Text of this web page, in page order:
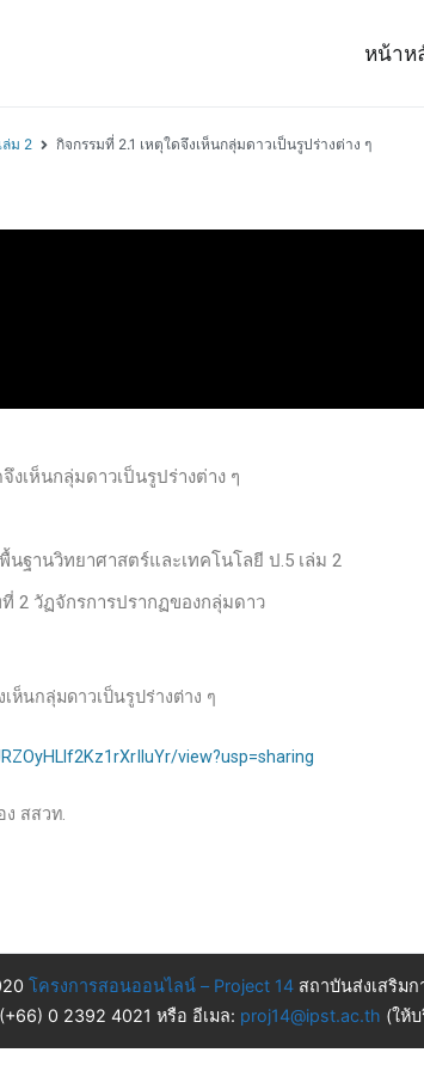
หน้าห
ล่ม 2 กิจกรรมที่ 2.1 เหตุใดจึงเห็นกลุ่มดาวเป็นรูปร่างต่าง ๆ
งเห็นกลุ่มดาวเป็นรูปร่างต่าง ๆ
นฐานวิทยาศาสตร์และเทคโนโลยี ป.5 เล่ม 2
2 วัฏจักรการปรากฏของกลุ่มดาว
ห็นกลุ่มดาวเป็นรูปร่างต่าง ๆ
view?usp=sharing
สสวท.
โครงการสอนออนไลน์ – Project 14 สถาบันส่งเสริม
0 2392 4021 หรือ อีเมล: proj14@ipst.ac.th (ให้